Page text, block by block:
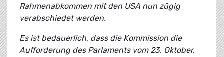
Rahmenabkommen mit den USA nun zügig
verabschiedet werden.
Es ist bedauerlich, dass die Kommission die
Aufforderung des Parlaments vom 23. Oktober,